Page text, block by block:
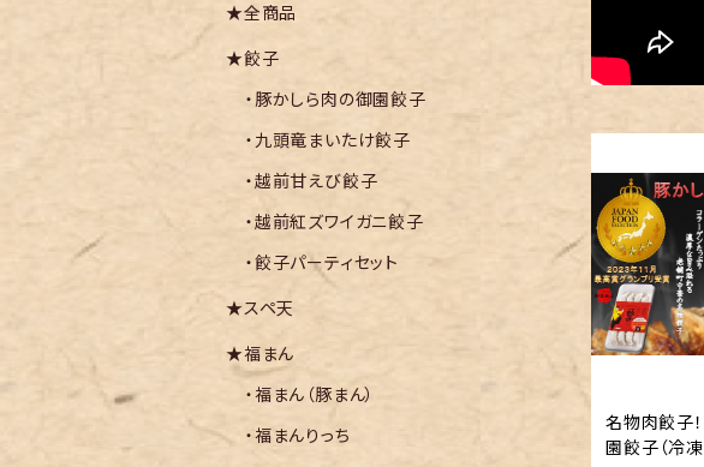
名物肉餃子
園餃子（冷凍
★全商品
★餃子
・豚かしら肉の御園餃子
・九頭竜まいたけ餃子
・越前甘えび餃子
・越前紅ズワイガニ餃子
・餃子パーティセット
★スペ天
★福まん
・福まん（豚まん）
・福まんりっち